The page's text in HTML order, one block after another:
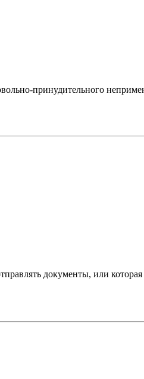
принудительного
документы, или